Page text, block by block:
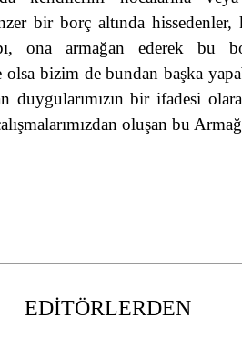
bir borç altında hissedenler,
ona armağan ederek bu
olsa bizim de bundan başka
duygularımızın bir ifadesi
oluşan bu
EDİTÖRLERDEN